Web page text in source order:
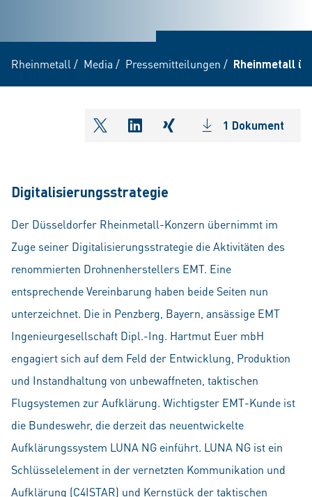
Rheinmetall / Media / Pressemitteilungen / Rheinmetall
shareOntwitter
shareOnlinkedIn
shareOnxing1 Dokument
Digitalisierungsstrategie
Der Düsseldorfer Rheinmetall-Konzern übernimmt im
Zuge seiner Digitalisierungsstrategie die Aktivitäten des
renommierten Drohnenherstellers EMT. Eine
entsprechende Vereinbarung haben beide Seiten nun
unterzeichnet. Die in Penzberg, Bayern, ansässige EMT
Ingenieurgesellschaft Dipl.-Ing. Hartmut Euer mbH
engagiert sich auf dem Feld der Entwicklung, Produktion
und Instandhaltung von unbewaffneten, taktischen
Flugsystemen zur Aufklärung. Wichtigster EMT-Kunde ist
die Bundeswehr, die derzeit das neuentwickelte
Aufklärungssystem LUNA NG einführt. LUNA NG ist ein
Schlüsselelement in der vernetzten Kommunikation und
Aufklärung (C4ISTAR) und Kernstück der taktischen